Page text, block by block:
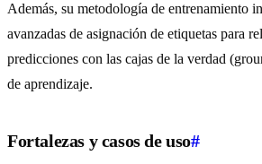
Además, su metodología de entrenamiento
avanzadas de asignación de etiquetas para
predicciones con las cajas de la verdad
de aprendizaje.
Fortalezas y casos de uso#